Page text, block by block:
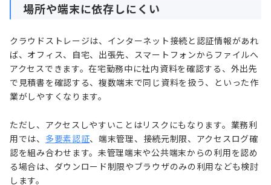
場所や端末に依存しにくい
クラウドストレージは、インターネット接続と認証情報があれ
ば、オフィス、自宅、出張先、スマートフォンからファイルへ
アクセスできます。在宅勤務中に社内資料を確認する、外出先
で見積書を確認する、複数端末で同じ資料を扱う、といった作
業がしやすくなります。
ただし、アクセスしやすいことはリスクにもなります。業務利
用では、 多要素認証、端末管理、接続元制限、アクセスログ確
認を組み合わせます。未管理端末や公共端末からの利用を認め
る場合は、ダウンロード制限やブラウザのみの利用なども検討
します。